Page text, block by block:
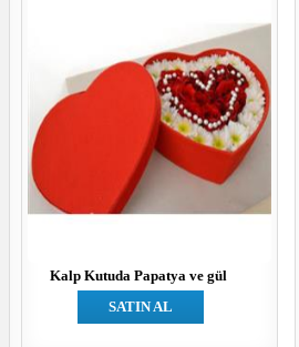
Kalp Kutuda Papatya ve gül
SATIN AL